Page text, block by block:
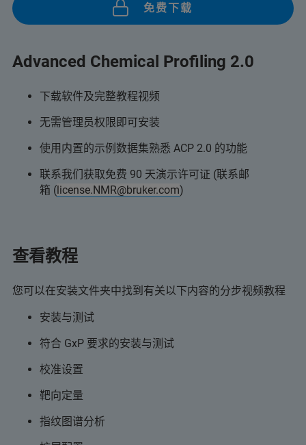
免费下载
Advanced Chemical Profiling 2.0
下载软件及完整教程视频
无需管理员权限即可安装
使用内置的示例数据集熟悉 ACP 2.0 的功能
联系我们获取免费 90 天演示许可证 (联系邮
箱 (license.NMR@bruker.com)
查看教程
您可以在安装文件夹中找到有关以下内容的分步视频教程
安装与测试
符合 GxP 要求的安装与测试
校准设置
靶向定量
指纹图谱分析